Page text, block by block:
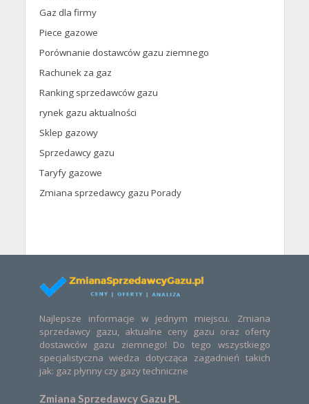
Gaz dla firmy
Piece gazowe
Porównanie dostawców gazu ziemnego
Rachunek za gaz
Ranking sprzedawców gazu
rynek gazu aktualności
Sklep gazowy
Sprzedawcy gazu
Taryfy gazowe
Zmiana sprzedawcy gazu Porady
Najlepsze informacje w jednym miejscu. Zmiana
sprzedawcy gazu, aktualne ceny gazu oraz oferty
dostawców gazu ziemnego! Do tego wszystkiego
specjalistyczna wiedza dotycząca zagadnień takich
jak: gaz płynny czy gazy techniczne
Zmiana Sprzedawcy Gazu PL